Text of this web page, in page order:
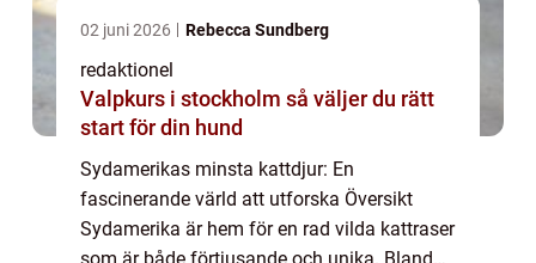
02 juni 2026 Rebecca Sundberg
redaktionel
Valpkurs i stockholm så väljer du rätt
start för din hund
Sydamerikas minsta kattdjur: En
fascinerande värld att utforska Översikt
Sydamerika är hem för en rad vilda kattraser